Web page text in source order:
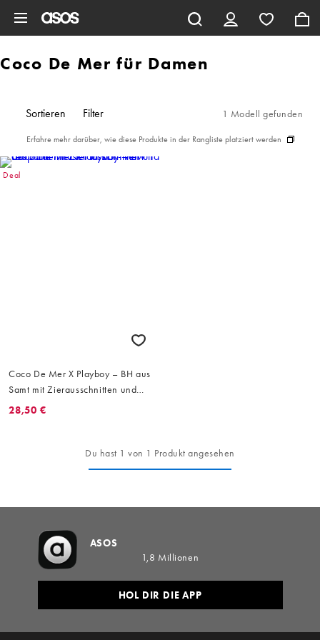
Coco De Mer für Damen
Sortieren Filter 1 Modell gefunden
Erfahre mehr darüber, wie diese Produkte in der Rangliste platziert werden
Deal
Coco De Mer X Playboy – BH aus
Samt mit Zierausschnitten und
Leopardenmuster in Rot
28,50 €
Du hast 1 von 1 Produkt angesehen
ASOS
1,8 Millionen
HOL DIR DIE APP